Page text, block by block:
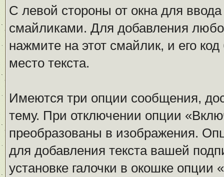
С левой стороны от окна для
смайликами. Для добавления
нажмите на этот смайлик, и его
место текста.
Имеются три опции сообщения,
тему. При отключении опции
преобразованы в изображения.
для добавления текста вашей
установке галочки в окошке